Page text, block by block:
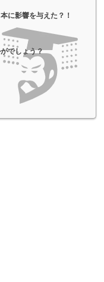
に影響を与えた？！
でしょう？